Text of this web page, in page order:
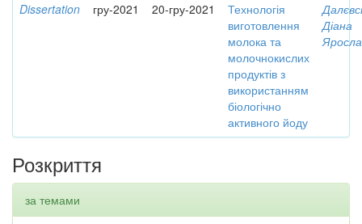
Dissertation гру-2021 20-гру-2021
Технологія
виготовлення
молока та
молочнокислих
продуктів з
використанням
біологічно
активного йоду
Діана
Розкриття
за темами